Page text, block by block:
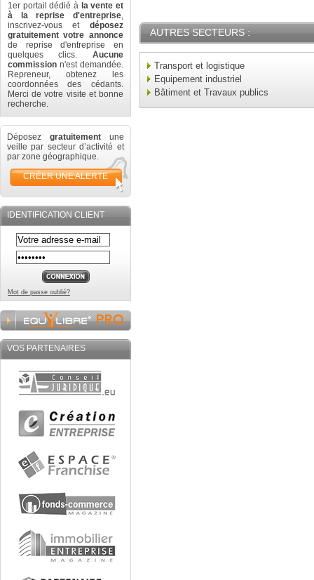
1er portail dédié à la vente et
à la reprise d'entreprise,
inscrivez-vous et déposez
gratuitement votre annonce
de reprise d'entreprise en
quelques clics. Aucune
commission n'est demandée.
Repreneur, obtenez les
coordonnées des cédants.
Merci de votre visite et bonne
recherche.
Déposez gratuitement une
veille par secteur d’activité et
par zone géographique.
CRÉER UNE ALERTE
IDENTIFICATION CLIENT
Mot de passe oublié?
VOS PARTENAIRES
AUTRES SECTEURS :
Transport et logistique
Equipement industriel
Bâtiment et Travaux publics